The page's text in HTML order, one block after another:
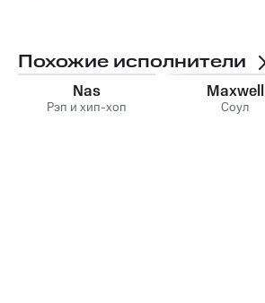
Похожие исполнители
Nas
Рэп и хип-хоп
Maxwell
Соул